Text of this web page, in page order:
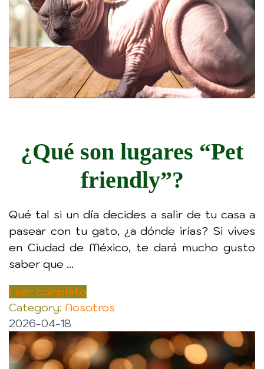
¿Qué son lugares “Pet
friendly”?
Qué tal si un día decides a salir de tu casa a
pasear con tu gato, ¿a dónde irías? Si vives
en Ciudad de México, te dará mucho gusto
saber que ...
Leer completo
Category: Nosotros
2026-04-18